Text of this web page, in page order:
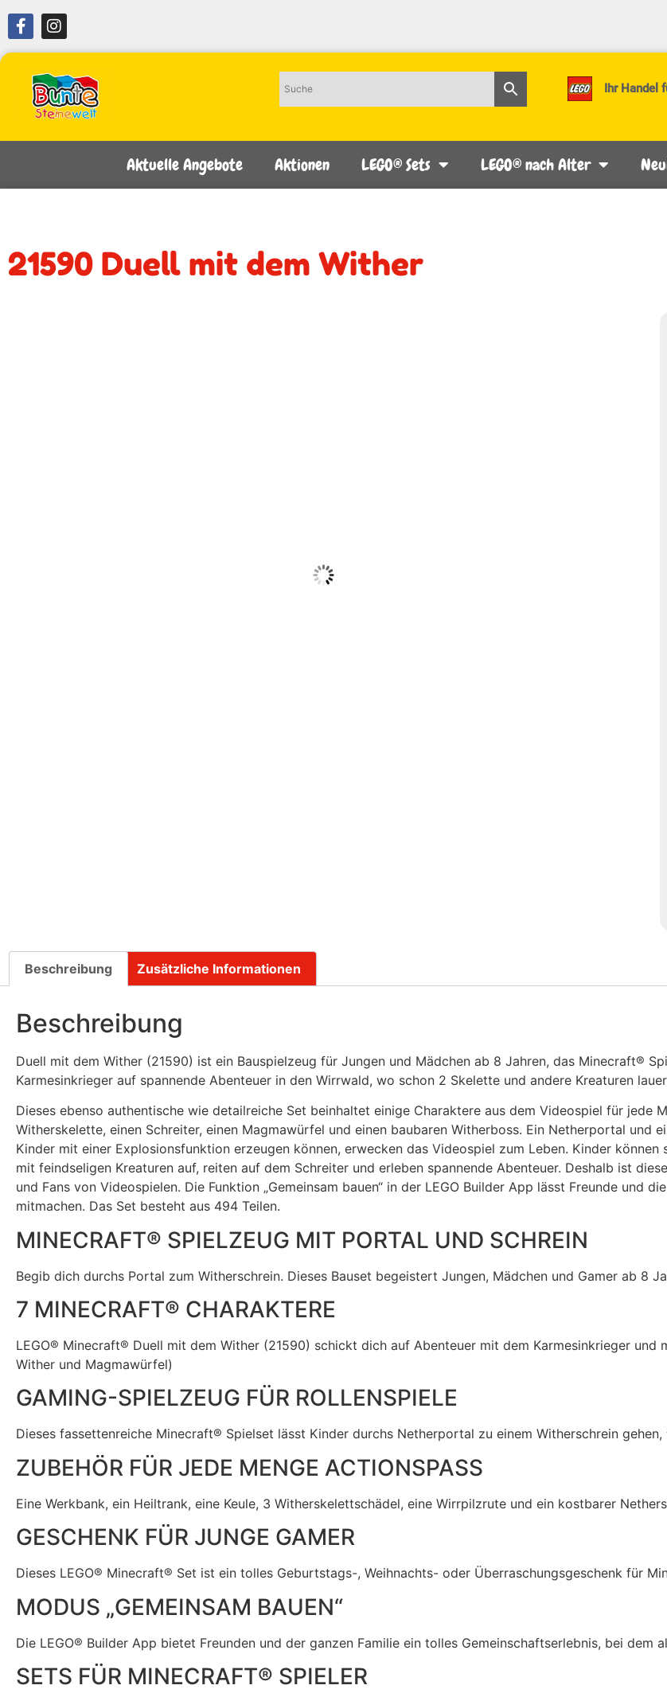
Ihr Handel
Aktuelle Angebote Aktionen LEGO® Sets LEGO® nach Alter
21590 Duell mit dem Wither
Beschreibung Zusätzliche Informationen
Beschreibung
Duell mit dem Wither (21590) ist ein Bauspielzeug für Jungen und Mädchen ab 8 Jahren, das Minecraft®
Karmesinkrieger auf spannende Abenteuer in den Wirrwald, wo schon 2 Skelette und andere Kreaturen
Dieses ebenso authentische wie detailreiche Set beinhaltet einige Charaktere aus dem Videospiel für jede
Witherskelette, einen Schreiter, einen Magmawürfel und einen baubaren Witherboss. Ein Netherportal und
Kinder mit einer Explosionsfunktion erzeugen können, erwecken das Videospiel zum Leben. Kinder
mit feindseligen Kreaturen auf, reiten auf dem Schreiter und erleben spannende Abenteuer. Deshalb ist
und Fans von Videospielen. Die Funktion „Gemeinsam bauen“ in der LEGO Builder App lässt Freunde und
mitmachen. Das Set besteht aus 494 Teilen.
MINECRAFT® SPIELZEUG MIT PORTAL UND SCHREIN
Begib dich durchs Portal zum Witherschrein. Dieses Bauset begeistert Jungen, Mädchen und Gamer ab 8
7 MINECRAFT® CHARAKTERE
LEGO® Minecraft® Duell mit dem Wither (21590) schickt dich auf Abenteuer mit dem Karmesinkrieger und
Wither und Magmawürfel)
GAMING-SPIELZEUG FÜR ROLLENSPIELE
Dieses fassettenreiche Minecraft® Spielset lässt Kinder durchs Netherportal zu einem Witherschrein
ZUBEHÖR FÜR JEDE MENGE ACTIONSPASS
Eine Werkbank, ein Heiltrank, eine Keule, 3 Witherskelettschädel, eine Wirrpilzrute und ein kostbarer
GESCHENK FÜR JUNGE GAMER
Dieses LEGO® Minecraft® Set ist ein tolles Geburtstags-, Weihnachts- oder Überraschungsgeschenk für
MODUS „GEMEINSAM BAUEN“
Die LEGO® Builder App bietet Freunden und der ganzen Familie ein tolles Gemeinschaftserlebnis, bei dem
SETS FÜR MINECRAFT® SPIELER